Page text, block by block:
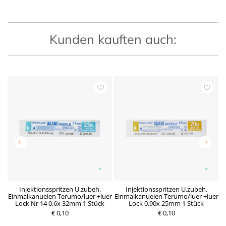
Kunden kauften auch:
Injektionsspritzen U.zubeh.
Einmalkanuelen Terumo/luer +luer
Lock Nr 14 0,6x 32mm 1 Stück
€ 0,10
Injektionsspritzen U.zubeh.
Einmalkanuelen Terumo/luer +luer
Lock 0,90x 25mm 1 Stück
€ 0,10